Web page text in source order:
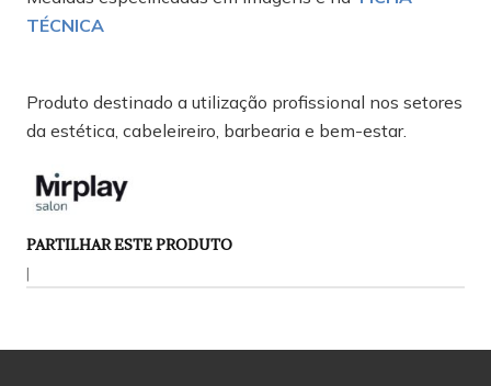
TÉCNICA
Produto destinado a utilização profissional nos setores
da estética, cabeleireiro, barbearia e bem-estar.
PARTILHAR ESTE PRODUTO
|